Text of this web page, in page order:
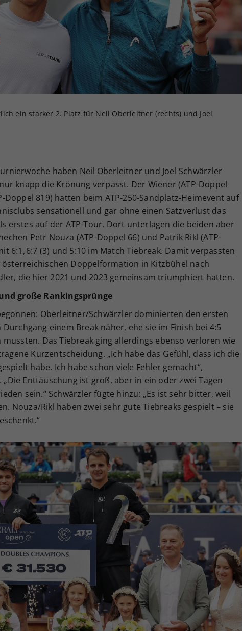
ein starker 2. Platz für Neil Oberleitner (rechts) und Joel
haben Neil Oberleitner und Joel Schwärzler
knapp die Krönung verpasst. Der Wiener (ATP-Doppel
Doppel 819) hatten beim ATP-250-Sandplatz-Heimevent auf
sensationell und gar ohne einen Satzverlust das
erstes auf der ATP-Tour. Dort unterlagen die beiden aber
Petr Nouza (ATP-Doppel 66) und Patrik Rikl (ATP-
6:1, 6:7 (3) und 5:10 im Match Tiebreak. Damit verpassten
Doppelformation in Kitzbühel nach
die hier 2021 und 2023 gemeinsam triumphiert hatten.
große Rankingsprünge
Oberleitner/Schwärzler dominierten den ersten
einem Break näher, ehe sie im Finish bei 4:5
Das Tiebreak ging allerdings ebenso verloren wie
Kurzentscheidung. „Ich habe das Gefühl, dass ich die
habe. Ich habe schon viele Fehler gemacht“,
Enttäuschung ist groß, aber in ein oder zwei Tagen
sein.“ Schwärzler fügte hinzu: „Es ist sehr bitter, weil
Nouza/Rikl haben zwei sehr gute Tiebreaks gespielt – sie
Ihrer vorgenommen Einstellungen, falls der
Webseiten-Betreiber dies eingestellt hat.